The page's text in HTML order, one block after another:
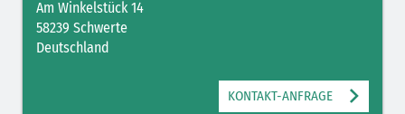
Am Winkelstück 14
58239 Schwerte
Deutschland
KONTAKT-ANFRAGE